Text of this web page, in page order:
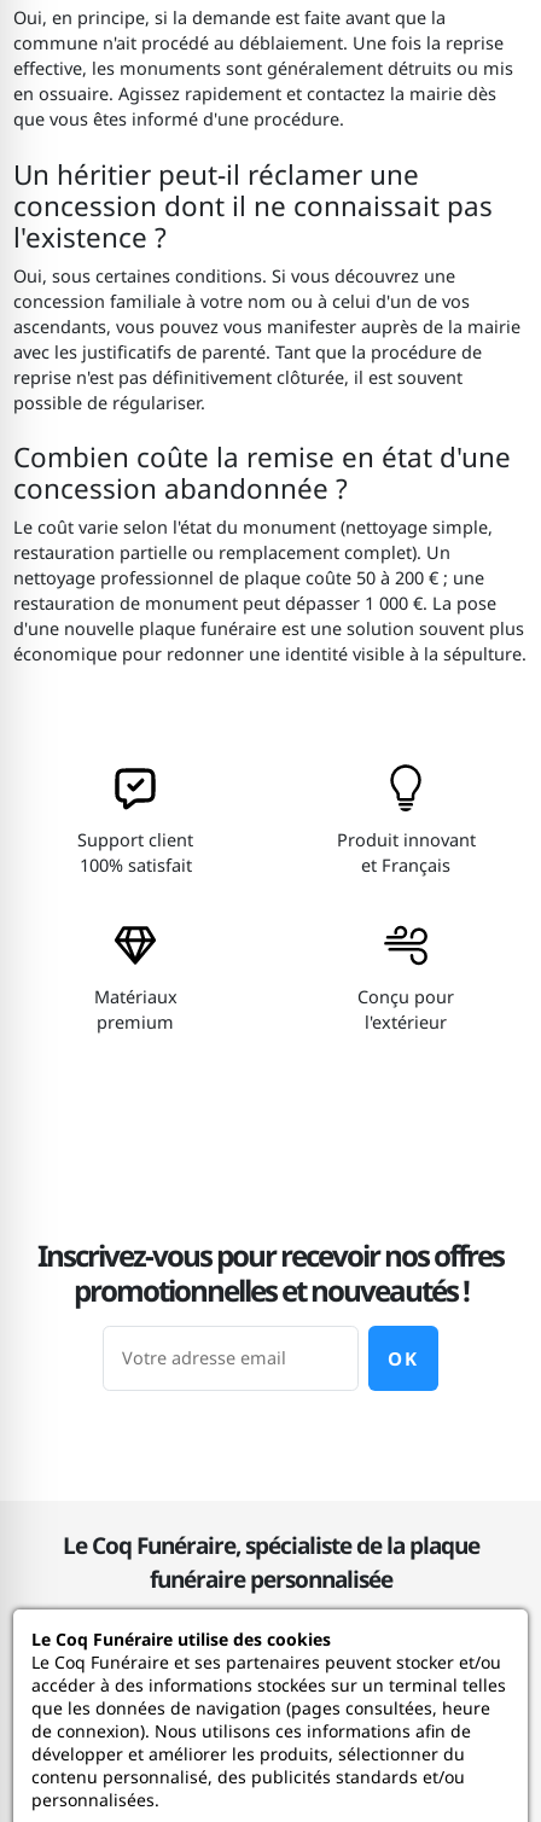
Oui, en principe, si la demande est faite avant que la
commune n'ait procédé au déblaiement. Une fois la reprise
effective, les monuments sont généralement détruits ou mis
en ossuaire. Agissez rapidement et contactez la mairie dès
que vous êtes informé d'une procédure.
Un héritier peut-il réclamer une
concession dont il ne connaissait pas
l'existence ?
Oui, sous certaines conditions. Si vous découvrez une
concession familiale à votre nom ou à celui d'un de vos
ascendants, vous pouvez vous manifester auprès de la mairie
avec les justificatifs de parenté. Tant que la procédure de
reprise n'est pas définitivement clôturée, il est souvent
possible de régulariser.
Combien coûte la remise en état d'une
concession abandonnée ?
Le coût varie selon l'état du monument (nettoyage simple,
restauration partielle ou remplacement complet). Un
nettoyage professionnel de plaque coûte 50 à 200 € ; une
restauration de monument peut dépasser 1 000 €. La pose
d'une nouvelle plaque funéraire est une solution souvent plus
économique pour redonner une identité visible à la sépulture.
Support client
100% satisfait
Produit innovant
et Français
Matériaux
premium
Conçu pour
l'extérieur
Inscrivez-vous pour recevoir nos offres
promotionnelles et nouveautés !
OK
Le Coq Funéraire, spécialiste de la plaque
funéraire personnalisée
Le Coq Funéraire
Nos services
Mon Compte
Le Coq Funéraire utilise des cookies
Le Coq Funéraire et ses partenaires peuvent stocker et/ou
accéder à des informations stockées sur un terminal telles
que les données de navigation (pages consultées, heure
de connexion). Nous utilisons ces informations afin de
développer et améliorer les produits, sélectionner du
contenu personnalisé, des publicités standards et/ou
personnalisées.